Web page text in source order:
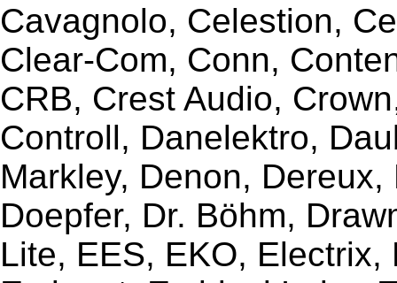
Cavagnolo, Celestion,
Clear-Com, Conn,
CRB, Crest Audio,
Controll, Danelektro,
Markley, Denon,
Doepfer, Dr. Böhm,
Lite, EES, EKO,